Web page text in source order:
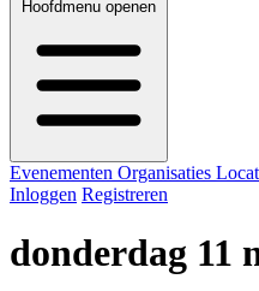
Hoofdmenu openen
Evenementen Organisaties
Inloggen Registreren
donderdag 11